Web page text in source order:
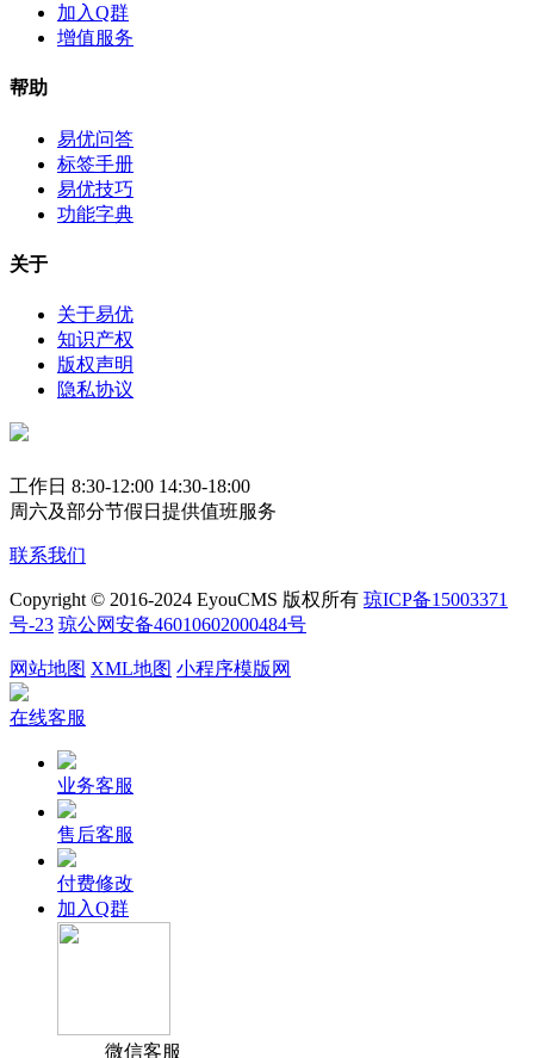
加入Q群
增值服务
帮助
易优问答
标签手册
易优技巧
功能字典
关于
关于易优
知识产权
版权声明
隐私协议
工作日 8:30-12:00 14:30-18:00
周六及部分节假日提供值班服务
联系我们
Copyright © 2016-2024 EyouCMS 版权所有 琼ICP备15003371
号-23 琼公网安备46010602000484号
网站地图 XML地图 小程序模版网
在线客服
业务客服
售后客服
付费修改
加入Q群
微信客服